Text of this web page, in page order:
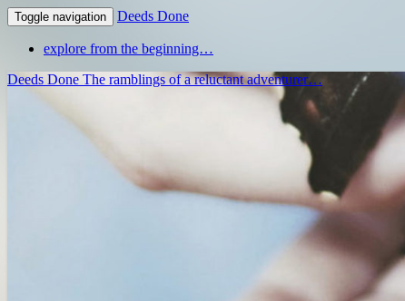
Toggle navigation Deeds Done
explore from the beginning…
Deeds Done The ramblings of a reluctant adventurer…